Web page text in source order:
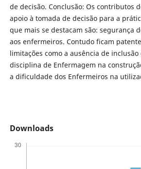
de decisão. Conclusão: Os contributos
apoio à tomada de decisão para a
que mais se destacam são: segurança
aos enfermeiros. Contudo ficam
limitações como a ausência de
disciplina de Enfermagem na
a dificuldade dos Enfermeiros na
Downloads